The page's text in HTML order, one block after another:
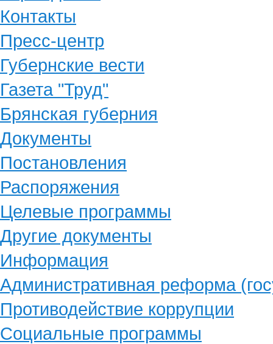
Контакты
Пресс-центр
Губернские вести
Газета "Труд"
Брянская губерния
Документы
Постановления
Распоряжения
Целевые программы
Другие документы
Информация
Административная реформа
Противодействие коррупции
Социальные программы